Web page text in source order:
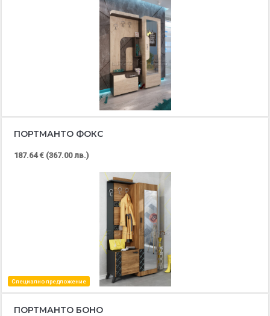
ПОРТМАНТО ФОКС
187.64 € (367.00 лв.)
Специално предложение
ПОРТМАНТО БОНО